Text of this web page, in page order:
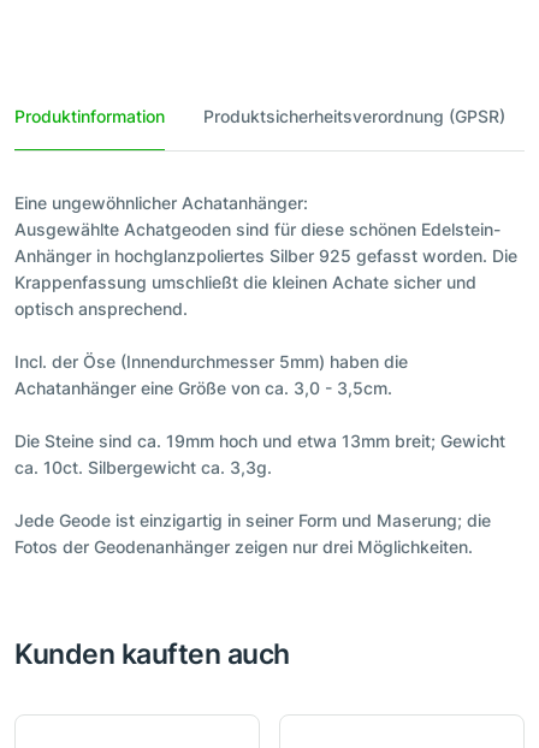
Produktinformation Produktsicherheitsverordnung (GPSR)
Eine ungewöhnlicher Achatanhänger:
Ausgewählte Achatgeoden sind für diese schönen Edelstein-
Anhänger in hochglanzpoliertes Silber 925 gefasst worden. Die
Krappenfassung umschließt die kleinen Achate sicher und
optisch ansprechend.
Incl. der Öse (Innendurchmesser 5mm) haben die
Achatanhänger eine Größe von ca. 3,0 - 3,5cm.
Die Steine sind ca. 19mm hoch und etwa 13mm breit; Gewicht
ca. 10ct. Silbergewicht ca. 3,3g.
Jede Geode ist einzigartig in seiner Form und Maserung; die
Fotos der Geodenanhänger zeigen nur drei Möglichkeiten.
Kunden kauften auch